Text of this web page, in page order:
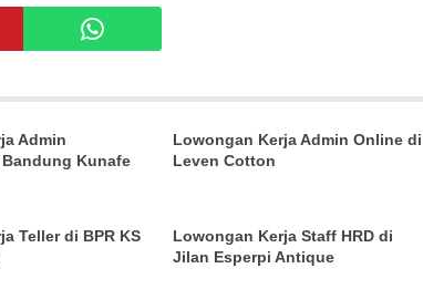
Admin
Kunafe
Lowongan Kerja Admin Online di
Leven Cotton
Teller di BPR KS
Lowongan Kerja Staff HRD di
Jilan Esperpi Antique